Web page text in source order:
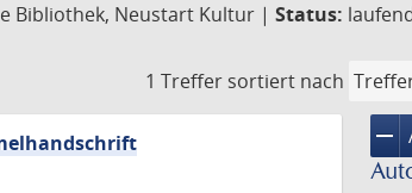
Bibliothek, Neustart Kultur | Status:
1 Treffer sortiert nach
remove